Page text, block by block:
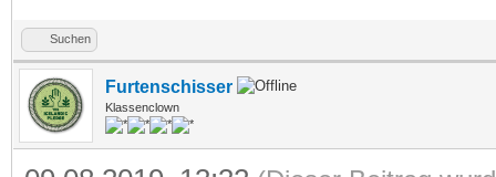
Suchen
Furtenschisser
Klassenclown